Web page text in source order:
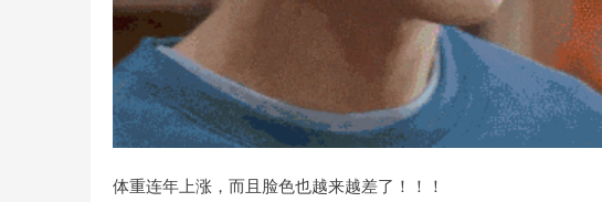
体重连年上涨，而且脸色也越来越差了！！！